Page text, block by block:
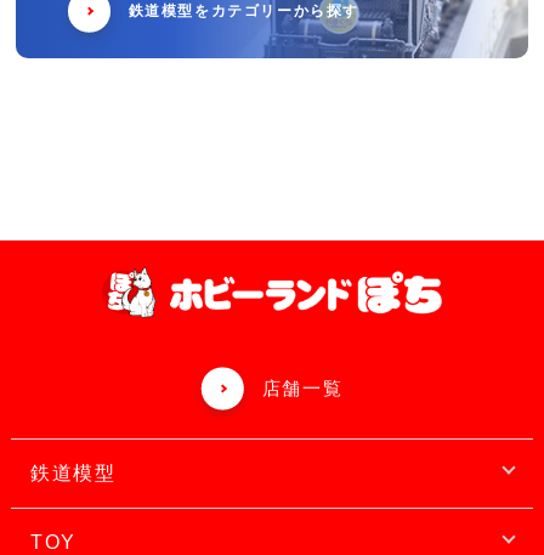
鉄道模型をカテゴリーから探す
店舗一覧
鉄道模型
TOY